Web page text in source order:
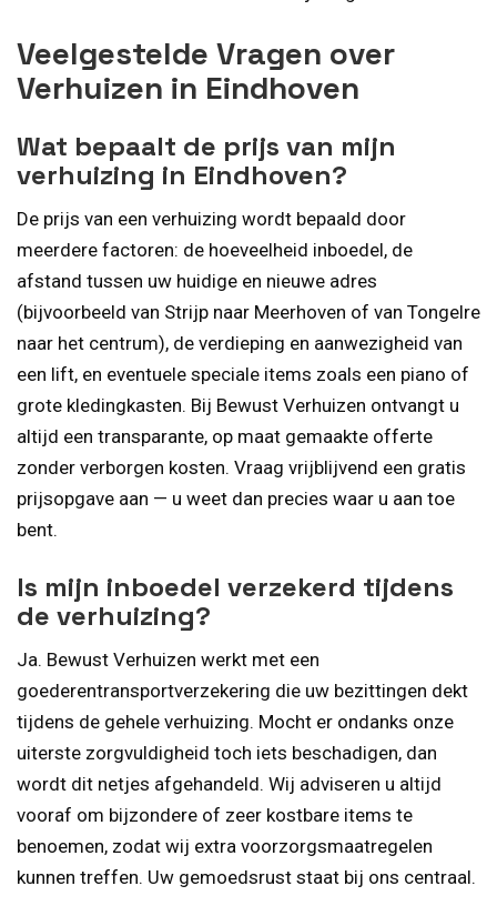
Veelgestelde Vragen over
Verhuizen in Eindhoven
Wat bepaalt de prijs van mijn
verhuizing in Eindhoven?
De prijs van een verhuizing wordt bepaald door
meerdere factoren: de hoeveelheid inboedel, de
afstand tussen uw huidige en nieuwe adres
(bijvoorbeeld van Strijp naar Meerhoven of van Tongelre
naar het centrum), de verdieping en aanwezigheid van
een lift, en eventuele speciale items zoals een piano of
grote kledingkasten. Bij Bewust Verhuizen ontvangt u
altijd een transparante, op maat gemaakte offerte
zonder verborgen kosten. Vraag vrijblijvend een gratis
prijsopgave aan — u weet dan precies waar u aan toe
bent.
Is mijn inboedel verzekerd tijdens
de verhuizing?
Ja. Bewust Verhuizen werkt met een
goederentransportverzekering die uw bezittingen dekt
tijdens de gehele verhuizing. Mocht er ondanks onze
uiterste zorgvuldigheid toch iets beschadigen, dan
wordt dit netjes afgehandeld. Wij adviseren u altijd
vooraf om bijzondere of zeer kostbare items te
benoemen, zodat wij extra voorzorgsmaatregelen
kunnen treffen. Uw gemoedsrust staat bij ons centraal.